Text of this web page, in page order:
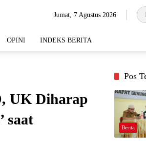
Jumat, 7 Agustus 2026
OPINI INDEKS BERITA
UK Diharap
saat
Pos
Berita